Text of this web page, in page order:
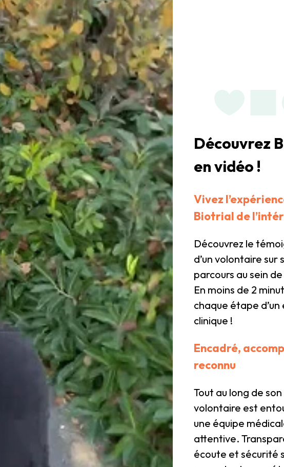
Découvrez
en vidéo !
Vivez
Biotrial de
Découvrez le
d’un volontaire sur
parcours au sein
En moins de 2
chaque étape d’un
clinique !
Encadré,
reconnu
Tout au long de
volontaire est
une équipe
attentive.
écoute et sécurité